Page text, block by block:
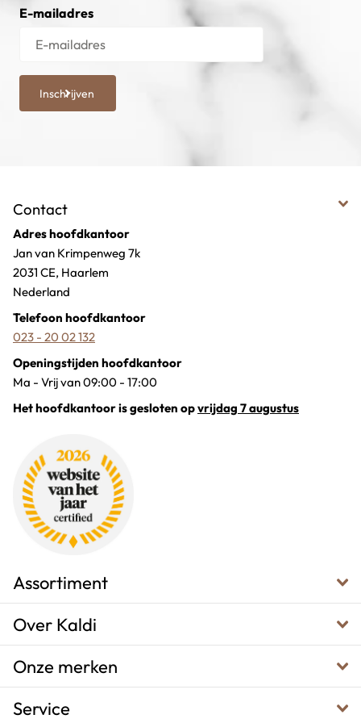
E-mailadres
Inschrijven
Contact
Adres hoofdkantoor
Jan van Krimpenweg 7k
2031 CE, Haarlem
Nederland
Telefoon hoofdkantoor
023 - 20 02 132
Openingstijden hoofdkantoor
Ma - Vrij van 09:00 - 17:00
Het hoofdkantoor is gesloten opvrijdag 7 augustus
Assortiment
Over Kaldi
Onze merken
Service